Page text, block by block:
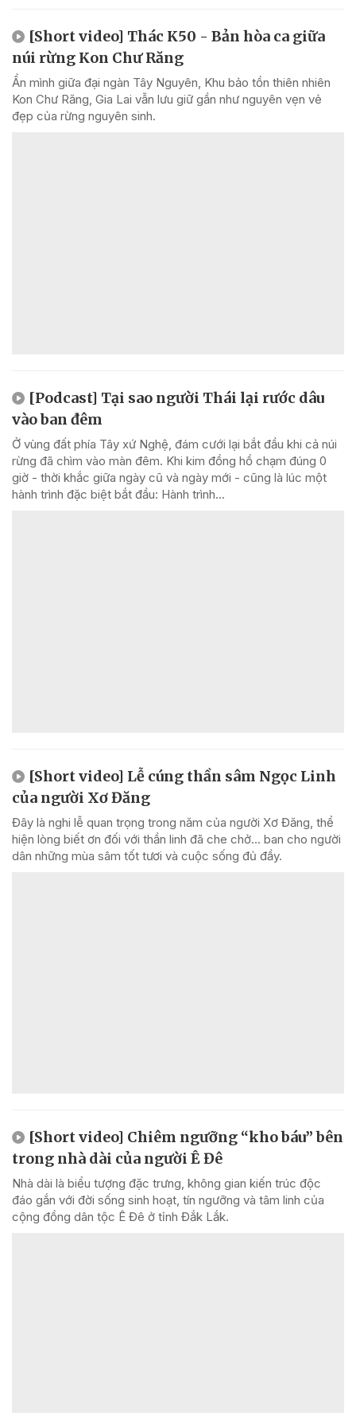
[Short video] Thác K50 - Bản hòa ca giữa
núi rừng Kon Chư Răng
Ẩn mình giữa đại ngàn Tây Nguyên, Khu bảo tồn thiên nhiên
Kon Chư Răng, Gia Lai vẫn lưu giữ gần như nguyên vẹn vẻ
đẹp của rừng nguyên sinh.
[Podcast] Tại sao người Thái lại rước dâu
vào ban đêm
Ở vùng đất phía Tây xứ Nghệ, đám cưới lại bắt đầu khi cả núi
rừng đã chìm vào màn đêm. Khi kim đồng hồ chạm đúng 0
giờ - thời khắc giữa ngày cũ và ngày mới - cũng là lúc một
hành trình đặc biệt bắt đầu: Hành trình...
[Short video] Lễ cúng thần sâm Ngọc Linh
của người Xơ Đăng
Đây là nghi lễ quan trọng trong năm của người Xơ Đăng, thể
hiện lòng biết ơn đối với thần linh đã che chở... ban cho người
dân những mùa sâm tốt tươi và cuộc sống đủ đầy.
[Short video] Chiêm ngưỡng “kho báu” bên
trong nhà dài của người Ê Đê
Nhà dài là biểu tượng đặc trưng, không gian kiến trúc độc
đáo gắn với đời sống sinh hoạt, tín ngưỡng và tâm linh của
cộng đồng dân tộc Ê Đê ở tỉnh Đắk Lắk.